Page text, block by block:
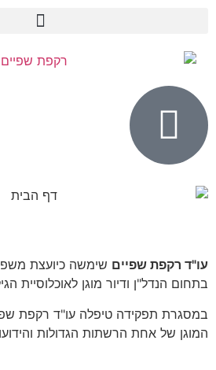
עו"ד רקפת שפיים שימשה כיועצת
בתחום הנדל"ן ודיור מוגן לאוכלוסיית
במסגרת תפקידה טיפלה עו"ד רקפת
המוגן של אחת הרשתות הגדולות